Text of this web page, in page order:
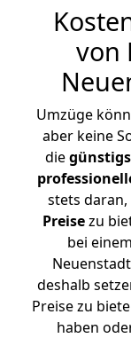
von
Umzüge
aber keine
die
stets
Preisezu
bei
deshalb
Preise zu
haben